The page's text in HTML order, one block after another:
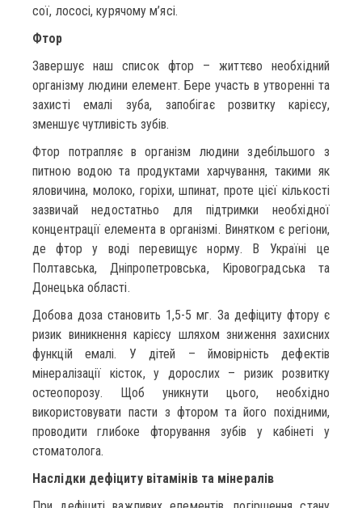
сої, лососі, курячому м’ясі.
Фтор
Завершує наш список фтор – життєво необхідний
організму людини елемент. Бере участь в утворенні та
захисті емалі зуба, запобігає розвитку карієсу,
зменшує чутливість зубів.
Фтор потрапляє в організм людини здебільшого з
питною водою та продуктами харчування, такими як
яловичина, молоко, горіхи, шпинат, проте цієї кількості
зазвичай недостатньо для підтримки необхідної
концентрації елемента в організмі. Винятком є регіони,
де фтор у воді перевищує норму. В Україні це
Полтавська, Дніпропетровська, Кіровоградська та
Донецька області.
Добова доза становить 1,5-5 мг. За дефіциту фтору є
ризик виникнення карієсу шляхом зниження захисних
функцій емалі. У дітей – ймовірність дефектів
мінералізації кісток, у дорослих – ризик розвитку
остеопорозу. Щоб уникнути цього, необхідно
використовувати пасти з фтором та його похідними,
проводити глибоке фторування зубів у кабінеті у
стоматолога.
Наслідки дефіциту вітамінів та мінералів